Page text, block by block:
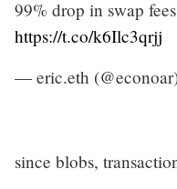
99% drop in swap
https://t.co/k6Ilc3qrjj
— eric.eth
since blobs,